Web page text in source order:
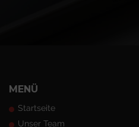
MENÜ
Startseite
Unser Team